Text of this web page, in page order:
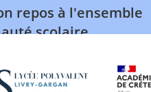
repos à l'ensemble
scolaire